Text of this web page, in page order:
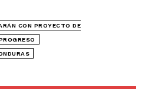
CON PROYECTO DE